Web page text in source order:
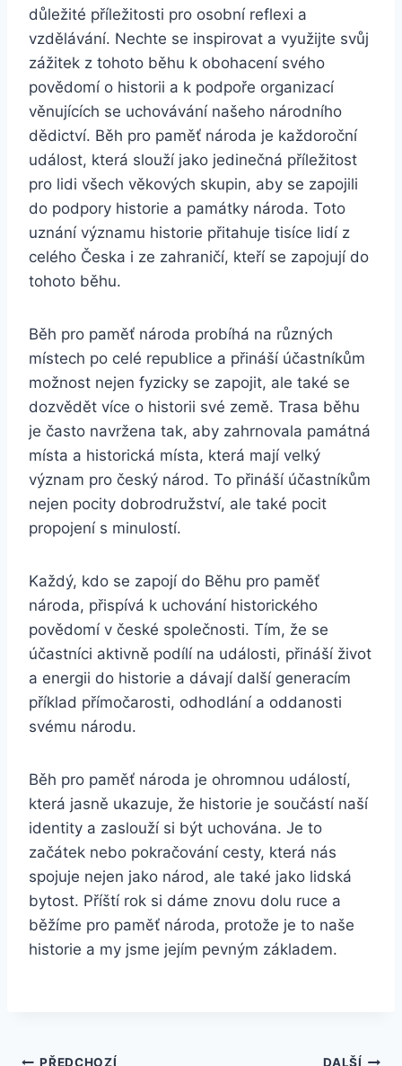
důležité příležitosti pro osobní reflexi a
vzdělávání. Nechte se inspirovat a využijte svůj
zážitek z tohoto běhu k obohacení svého
povědomí o historii a k podpoře organizací
věnujících se uchovávání našeho národního
dědictví. Běh pro paměť národa je každoroční
událost, která slouží jako jedinečná příležitost
pro lidi všech věkových skupin, aby se zapojili
do podpory historie a památky národa. Toto
uznání významu historie přitahuje tisíce lidí z
celého Česka i ze zahraničí, kteří se zapojují do
tohoto běhu.
Běh pro paměť národa probíhá na různých
místech po celé republice a přináší účastníkům
možnost nejen fyzicky se zapojit, ale také se
dozvědět více o historii své země. Trasa běhu
je často navržena tak, aby zahrnovala památná
místa a historická místa, která mají velký
význam pro český národ. To přináší účastníkům
nejen pocity dobrodružství, ale také pocit
propojení s minulostí.
Každý, kdo se zapojí do Běhu pro paměť
národa, přispívá k uchování historického
povědomí v české společnosti. Tím, že se
účastníci aktivně podílí na události, přináší život
a energii do historie a dávají další generacím
příklad přímočarosti, odhodlání a oddanosti
svému národu.
Běh pro paměť národa je ohromnou událostí,
která jasně ukazuje, že historie je součástí naší
identity a zaslouží si být uchována. Je to
začátek nebo pokračování cesty, která nás
spojuje nejen jako národ, ale také jako lidská
bytost. Příští rok si dáme znovu dolu ruce a
běžíme pro paměť národa, protože je to naše
historie a my jsme jejím pevným základem.
PŘEDCHOZÍ DALŠÍ